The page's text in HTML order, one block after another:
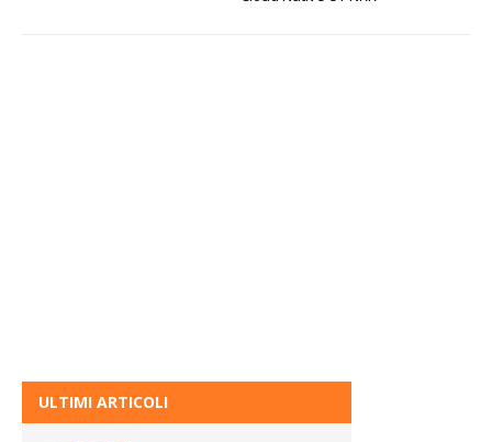
ULTIMI ARTICOLI